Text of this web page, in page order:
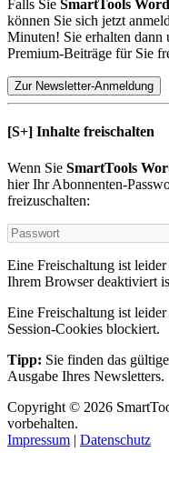
Falls Sie SmartTools
können Sie sich jetzt
Minuten! Sie erhalten dann
Premium-Beiträge für Sie
Zur Newsletter-Anmeldung
[S+] Inhalte freischalten
Wenn Sie SmartTools
hier Ihr Abonnenten-
freizuschalten:
Eine Freischaltung ist
Ihrem Browser deaktiviert
Eine Freischaltung ist
Session-Cookies blockiert.
Tipp: Sie finden das
Ausgabe Ihres Newsletters.
Copyright © 2026
vorbehalten.
Impressum | Datenschutz